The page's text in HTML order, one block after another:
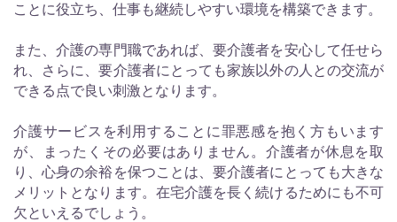
ことに役立ち、仕事も継続しやすい環境を構築できます。
また、介護の専門職であれば、要介護者を安心して任せら
れ、さらに、要介護者にとっても家族以外の人との交流が
できる点で良い刺激となります。
介護サービスを利用することに罪悪感を抱く方もいます
が、まったくその必要はありません。介護者が休息を取
り、心身の余裕を保つことは、要介護者にとっても大きな
メリットとなります。在宅介護を長く続けるためにも不可
欠といえるでしょう。